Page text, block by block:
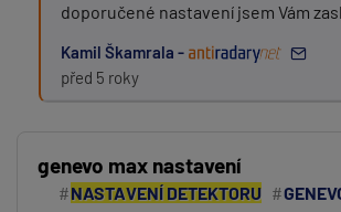
doporučené nastavení jsem Vám
Kamil Škamrala -
před 5 roky
genevo max nastavení
NASTAVENÍ DETEKTORU